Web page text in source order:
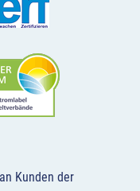
Kunden der